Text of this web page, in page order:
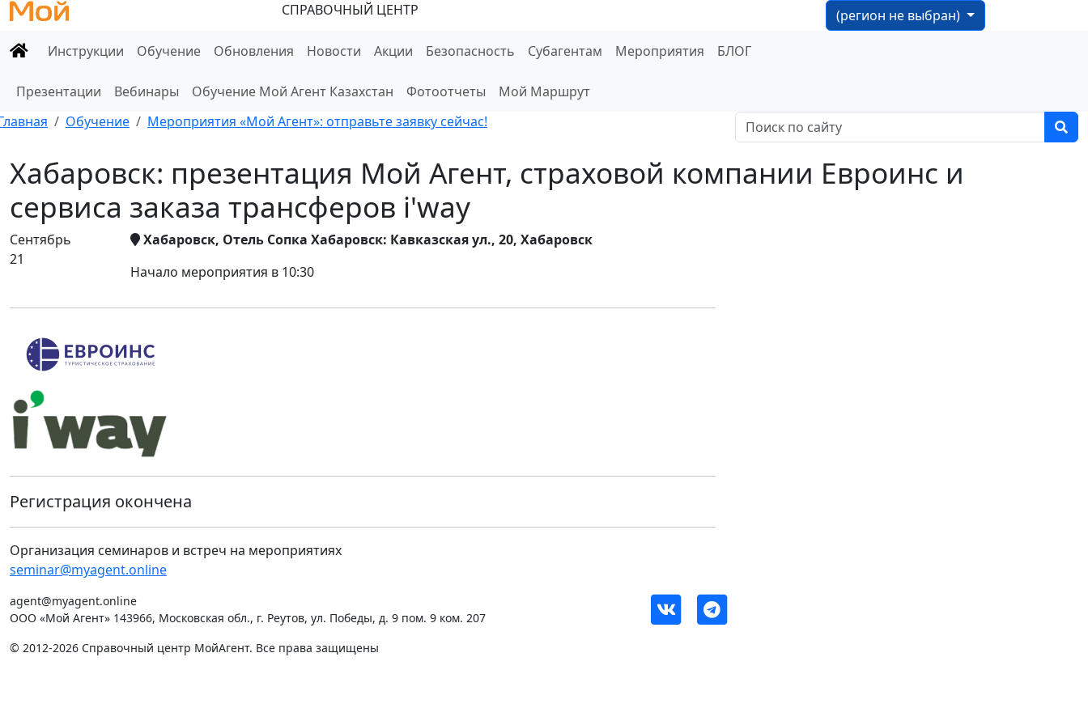
СПРАВОЧНЫЙ ЦЕНТР
(регион не выбран)
Инструкции
Обучение Обновления Новости Акции Безопасность Субагентам Мероприятия БЛОГ
Презентации Вебинары Обучение Мой Агент Казахстан Фотоотчеты
Мой Маршрут
Обучение Мероприятия «Мой Агент»: отправьте заявку сейчас!
Хабаровск: презентация Мой Агент, страховой компании Евроинс и
сервиса заказа трансферов i'way
Сентябрь
21
Хабаровск, Отель Сопка Хабаровск: Кавказская ул., 20, Хабаровск
Начало мероприятия в 10:30
Регистрация окончена
Организация семинаров и встреч на мероприятиях
seminar@myagent.online
agent@myagent.online
ООО «Мой Агент» 143966, Московская обл., г. Реутов, ул. Победы, д. 9 пом. 9 ком. 207
© 2012-2026 Справочный центр МойАгент. Все права защищены